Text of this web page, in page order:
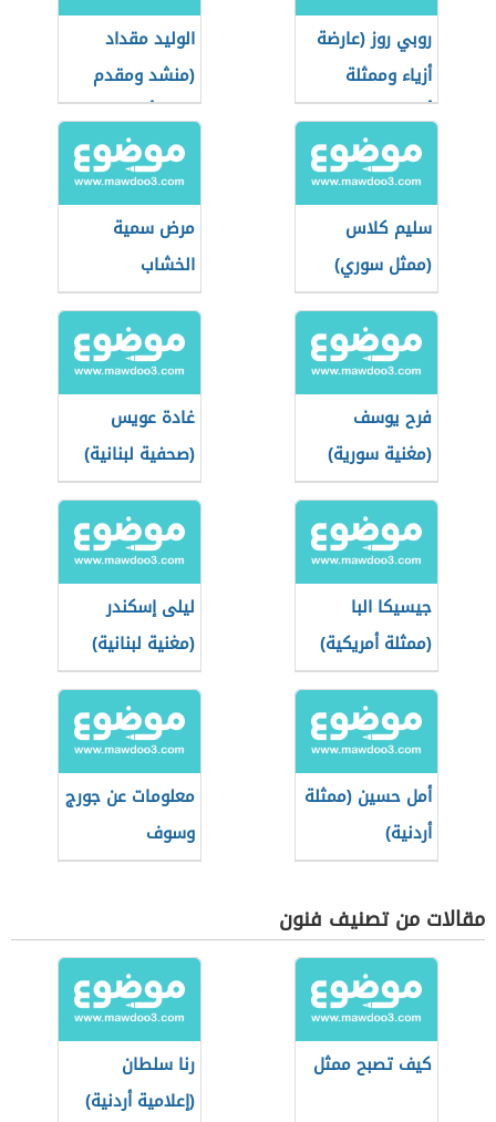
روبي روز (عارضة
أزياء وممثلة
أسترالية)
الوليد مقداد
(منشد ومقدم
برامج أطفال
أردني)
سليم كلاس
(ممثل سوري)
مرض سمية
الخشاب
فرح يوسف
(مغنية سورية)
غادة عويس
(صحفية لبنانية)
جيسيكا البا
(ممثلة أمريكية)
ليلى إسكندر
(مغنية لبنانية)
أمل حسين (ممثلة
أردنية)
معلومات عن جورج
وسوف
مقالات من تصنيف فنون
كيف تصبح ممثل
رنا سلطان
(إعلامية أردنية)